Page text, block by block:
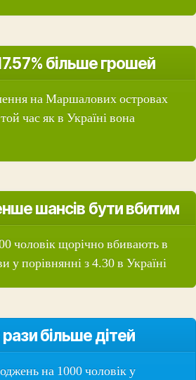
більше грошей
на Маршалових островах
час як в Україні вона
шансів бути вбитим
чоловік щорічно вбивають в
у порівнянні з 4.30 в Україні
більше дітей
на 1000 чоловік у